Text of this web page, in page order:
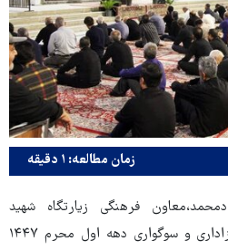
زمان مطالعه: ۱ دقیقه
فرهنگی زیارتگاه شهید
مدرس، در شب دوم مراسم عزاداری و سوگواری دهه اول محرم ۱۴۴۷